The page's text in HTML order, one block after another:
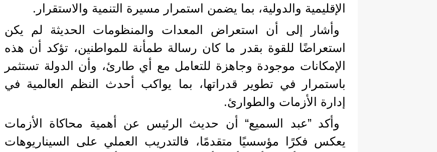
الإقليمية والدولية، بما يضمن استمرار مسيرة التنمية والاستقرار.
وأشار إلى أن استعراض المعدات والمنظومات الحديثة لم يكن
استعراضًا للقوة بقدر ما كان رسالة طمأنة للمواطنين، تؤكد أن هذه
الإمكانات موجودة وجاهزة للتعامل مع أي طارئ، وأن الدولة تستثمر
باستمرار في تطوير قدراتها، بما يواكب أحدث النظم العالمية في
إدارة الأزمات والطوارئ.
وأكد ”عبد السميع“ أن حديث الرئيس عن أهمية محاكاة الأزمات
يعكس فكرًا مؤسسيًا متقدمًا، فالتدريب العملي على السيناريوهات